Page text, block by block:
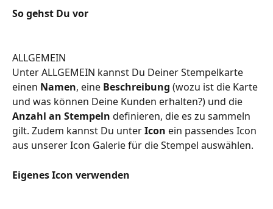
So gehst Du vor
ALLGEMEIN
Unter ALLGEMEIN kannst Du Deiner Stempelkarte
einen Namen, eine Beschreibung (wozu ist die Karte
und was können Deine Kunden erhalten?) und die
Anzahl an Stempeln definieren, die es zu sammeln
gilt. Zudem kannst Du unter Icon ein passendes Icon
aus unserer Icon Galerie für die Stempel auswählen.
Eigenes Icon verwenden